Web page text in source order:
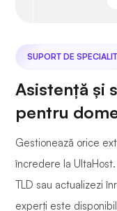
SUPORT DE
Asistență și
pentru
Gestionează orice
încredere la
TLD sau actualizezi
experți este